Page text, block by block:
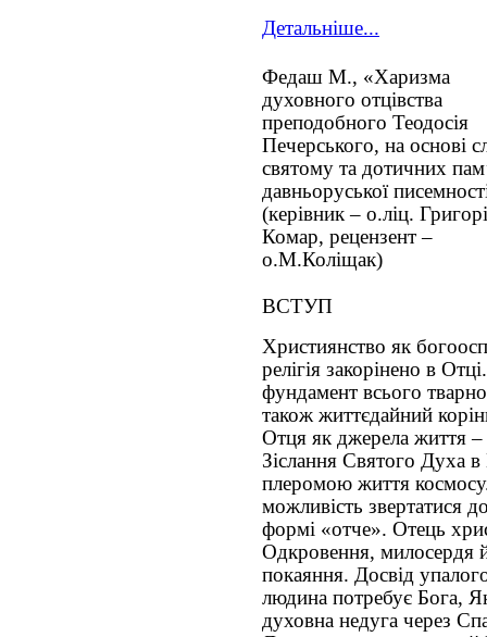
Детальніше...
Федаш М., «Харизма
духовного отцівства
преподобного Теодосія
Печерського, на основі
святому та дотичних
давньоруської
(керівник – о.ліц.
Комар, рецензент –
о.М.Коліщак)
ВСТУП
Християнство як
релігія закорінено в
фундамент всього
також життєдайний
Отця як джерела життя –
Зіслання Святого Духа
плеромою життя
можливість звертатися
формі «отче». Отець
Одкровення, милосердя
покаяння. Досвід
людина потребує Бога,
духовна недуга через